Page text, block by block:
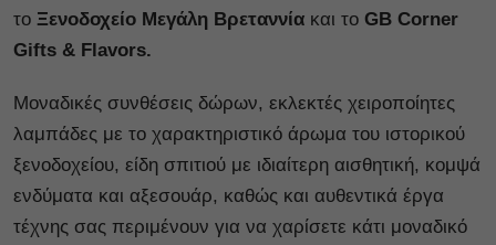
το Ξενοδοχείο Μεγάλη Βρεταννία και το GB Corner
Gifts & Flavors.
Μοναδικές συνθέσεις δώρων, εκλεκτές χειροποίητες
λαμπάδες με το χαρακτηριστικό άρωμα του ιστορικού
ξενοδοχείου, είδη σπιτιού με ιδιαίτερη αισθητική, κομψά
ενδύματα και αξεσουάρ, καθώς και αυθεντικά έργα
τέχνης σας περιμένουν για να χαρίσετε κάτι μοναδικό